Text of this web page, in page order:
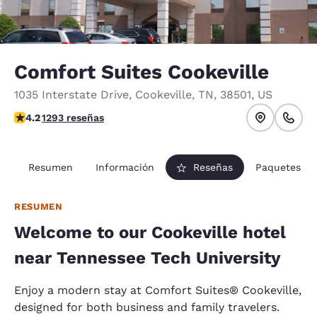
Comfort Suites Cookeville
1035 Interstate Drive, Cookeville, TN, 38501, US
Calificación de 4.17 estrellas. Muy bueno.
4.21293 reseñas
Resumen Información Reseñas Paquetes
RESUMEN
Welcome to our Cookeville hotel
near Tennessee Tech University
Enjoy a modern stay at Comfort Suites® Cookeville,
designed for both business and family travelers.